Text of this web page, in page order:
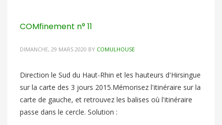
COMfinement n° 11
DIMANCHE, 29 MARS 2020 BY COMULHOUSE
Direction le Sud du Haut-Rhin et les hauteurs d'Hirsingue
sur la carte des 3 jours 2015.Mémorisez l'itinéraire sur la
carte de gauche, et retrouvez les balises où l'itinéraire
passe dans le cercle. Solution :